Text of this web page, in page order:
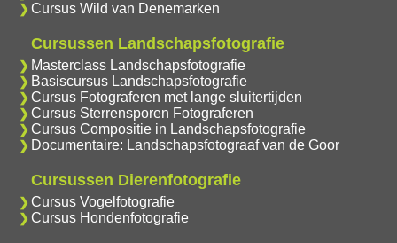
Cursus Wild van Denemarken
Cursussen Landschapsfotografie
Masterclass Landschapsfotografie
Basiscursus Landschapsfotografie
Cursus Fotograferen met lange sluitertijden
Cursus Sterrensporen Fotograferen
Cursus Compositie in Landschapsfotografie
Documentaire: Landschapsfotograaf van de Goor
Cursussen Dierenfotografie
Cursus Vogelfotografie
Cursus Hondenfotografie